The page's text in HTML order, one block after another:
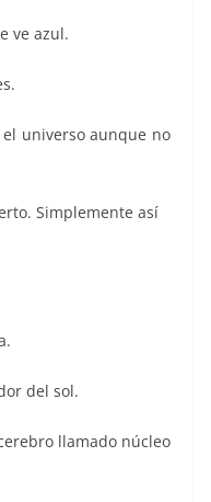
ve azul.
universo aunque no
Simplemente así
del sol.
llamado núcleo